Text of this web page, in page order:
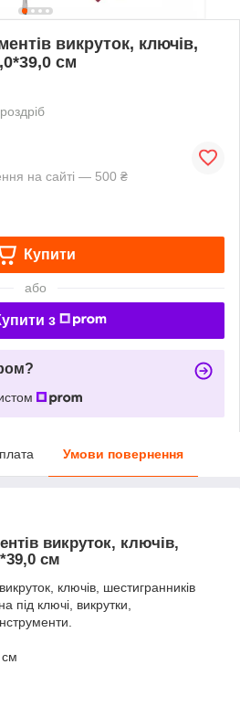
викруток, ключів,
см
на сайті — 500 ₴
Купити
або
з
Умови повернення
викруток, ключів,
см
ключів, шестигранників
ключі, викрутки,